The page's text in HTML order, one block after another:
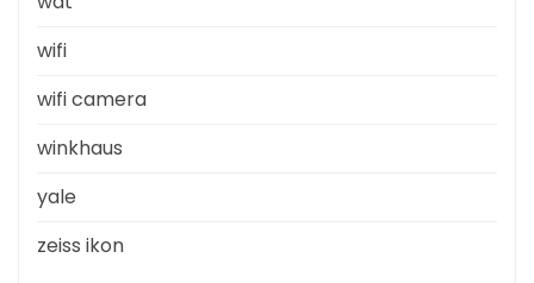
wifi
wifi camera
winkhaus
yale
zeiss ikon